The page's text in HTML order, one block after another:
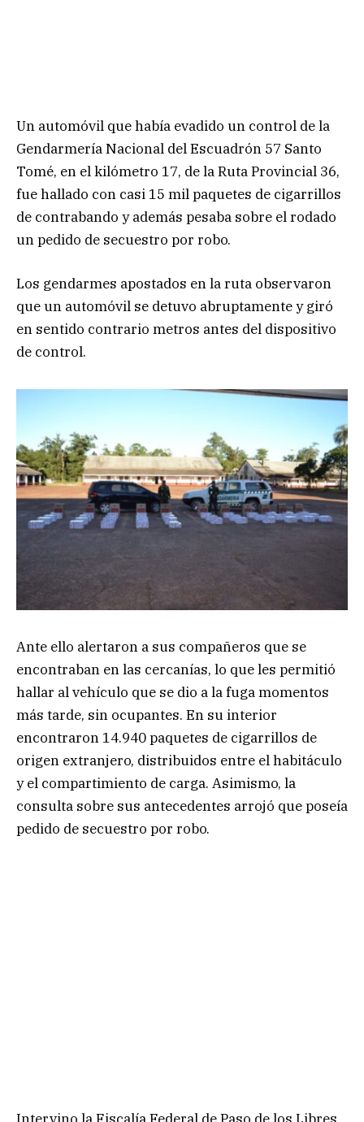
Un automóvil que había evadido un control de la
Gendarmería Nacional del Escuadrón 57 Santo
Tomé, en el kilómetro 17, de la Ruta Provincial 36,
fue hallado con casi 15 mil paquetes de cigarrillos
de contrabando y además pesaba sobre el rodado
un pedido de secuestro por robo.
Los gendarmes apostados en la ruta observaron
que un automóvil se detuvo abruptamente y giró
en sentido contrario metros antes del dispositivo
de control.
Ante ello alertaron a sus compañeros que se
encontraban en las cercanías, lo que les permitió
hallar al vehículo que se dio a la fuga momentos
más tarde, sin ocupantes. En su interior
encontraron 14.940 paquetes de cigarrillos de
origen extranjero, distribuidos entre el habitáculo
y el compartimiento de carga. Asimismo, la
consulta sobre sus antecedentes arrojó que poseía
pedido de secuestro por robo.
Intervino la Fiscalía Federal de Paso de los Libres,